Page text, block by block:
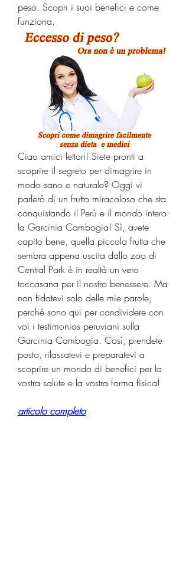
peso. Scopri i suoi benefici e come
funziona.
Ciao amici lettori! Siete pronti a
scoprire il segreto per dimagrire in
modo sano e naturale? Oggi vi
parlerò di un frutto miracoloso che sta
conquistando il Perù e il mondo intero:
la Garcinia Cambogia! Sì, avete
capito bene, quella piccola frutta che
sembra appena uscita dallo zoo di
Central Park è in realtà un vero
toccasana per il nostro benessere. Ma
non fidatevi solo delle mie parole,
perché sono qui per condividere con
voi i testimonios peruviani sulla
Garcinia Cambogia. Così, prendete
posto, rilassatevi e preparatevi a
scoprire un mondo di benefici per la
vostra salute e la vostra forma fisica!
articolo completo